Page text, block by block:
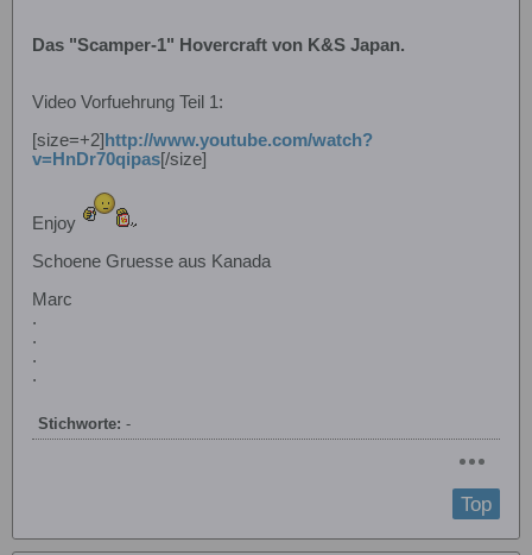
Das "Scamper-1" Hovercraft von K&S Japan.
Video Vorfuehrung Teil 1:
[size=+2] http://www.youtube.com/watch?
v=HnDr70qipas[/size]
Enjoy
Schoene Gruesse aus Kanada
Marc
.
.
.
.
Stichworte: -
Top